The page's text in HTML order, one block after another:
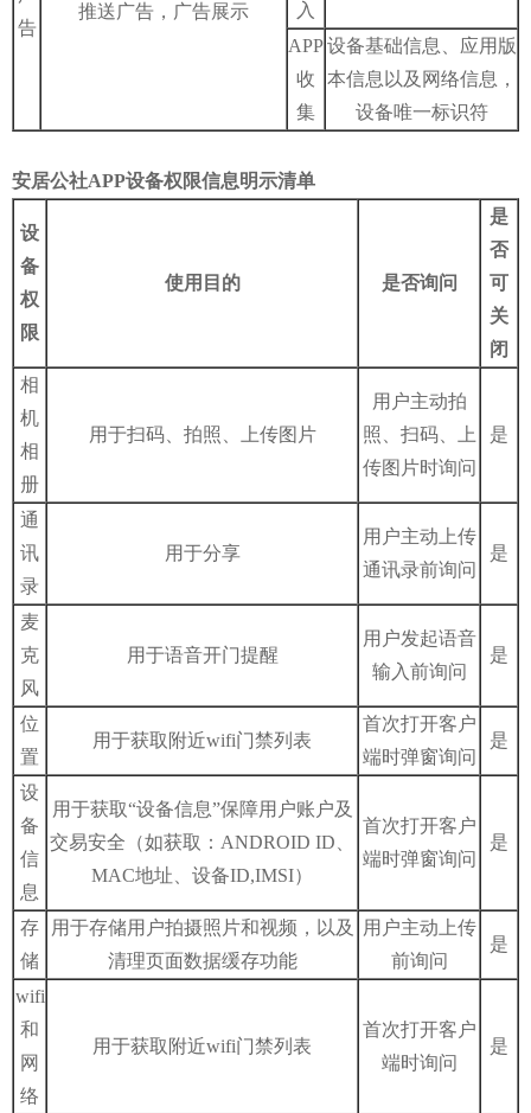
告
推送广告，广告展示
入
APP
收
集
设备基础信息、应用版
本信息以及网络信息，
设备唯一标识符
安居公社APP设备权限信息明示清单
设
备
权
限
使用目的 是否询问
是
否
可
关
闭
相
机
相
册
用于扫码、拍照、上传图片
用户主动拍
照、扫码、上
传图片时询问
是
通
讯
录
用于分享
用户主动上传
通讯录前询问
是
麦
克
风
用于语音开门提醒
用户发起语音
输入前询问
是
位
置
用于获取附近wifi门禁列表
首次打开客户
端时弹窗询问
是
设
备
信
息
用于获取“设备信息”保障用户账户及
交易安全（如获取：ANDROID ID、
MAC地址、设备ID,IMSI）
首次打开客户
端时弹窗询问
是
存
储
用于存储用户拍摄照片和视频，以及
清理页面数据缓存功能
用户主动上传
前询问
是
wifi
和
网
络
用于获取附近wifi门禁列表
首次打开客户
端时询问
是